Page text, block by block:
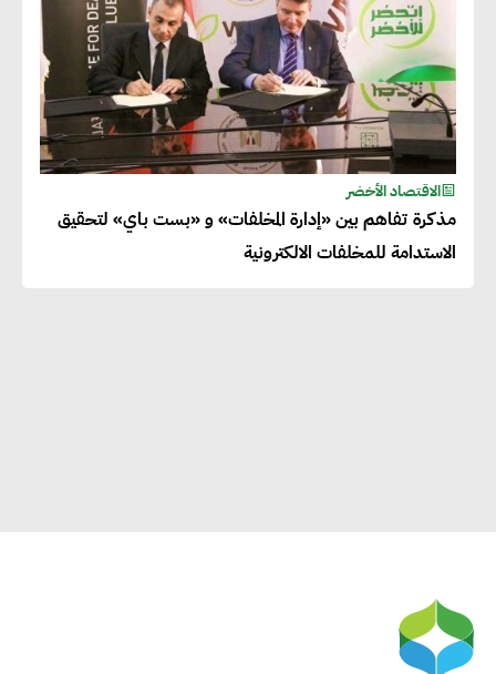
الاقتصاد الأخضر
مذكرة تفاهم بين «إدارة المخلفات» و «بست باي» لتحقيق
الاستدامة للمخلفات الالكترونية